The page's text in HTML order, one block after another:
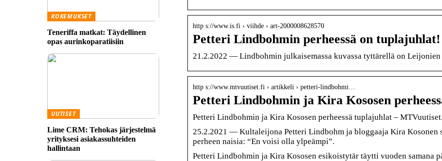
http s://www.is.fi › viihde › art-2000008628570
Petteri Lindbohmin perheessä on
21.2.2022 — Lindbohmin julkaisemassa kuvassa tyttärellä on
http s://www.mtvuutiset.fi › artikkeli › petteri-lindbohmi…
Petteri Lindbohmin ja Kira Kososen
Petteri Lindbohmin ja Kira Kososen perheessä tuplajuhlat –
25.2.2021 — Kultaleijona Petteri Lindbohm ja bloggaaja Kira Kosonen
perheen naisia: “En voisi olla ylpeämpi”.
Petteri Lindbohmin ja Kira Kososen esikoistytär täytti vuoden samana
KOKEMUKSET
Teneriffa matkat: Täydellinen
opas aurinkoparatiisiin
UUTISET
Lime CRM: Tehokas järjestelmä
yrityksesi asiakassuhteiden
hallintaan